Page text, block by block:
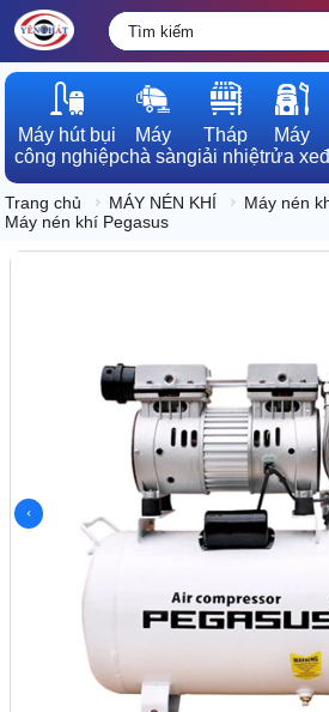
Máy hút bụi
công nghiệp
Máy
chà sàn
Tháp
giải nhiệt
Máy
rửa xe
Trang chủ MÁY NÉN KHÍ
Máy nén
Máy nén khí Pegasus